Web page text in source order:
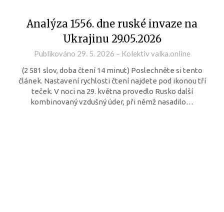
Analýza 1556. dne ruské invaze na
Ukrajinu 29.05.2026
Publikováno 29. 5. 2026 – Kolektiv valka.online
(2 581 slov, doba čtení 14 minut) Poslechněte si tento
článek. Nastavení rychlosti čtení najdete pod ikonou tří
teček. V noci na 29. května provedlo Rusko další
kombinovaný vzdušný úder, při němž nasadilo…